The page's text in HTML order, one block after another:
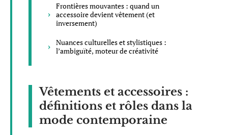
Frontières mouvantes : quand un
accessoire devient vêtement (et
inversement)
Nuances culturelles et stylistiques :
l’ambiguïté, moteur de créativité
Vêtements et accessoires :
définitions et rôles dans la
mode contemporaine